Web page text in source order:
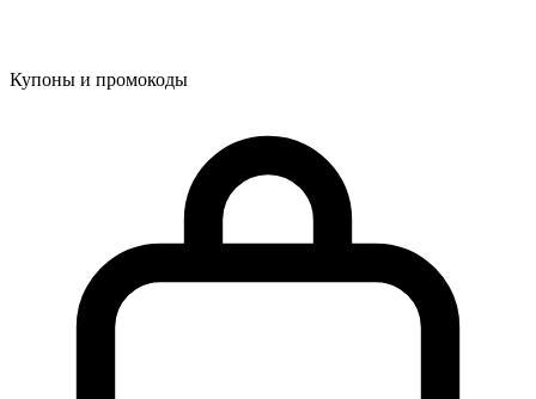
Купоны и промокоды